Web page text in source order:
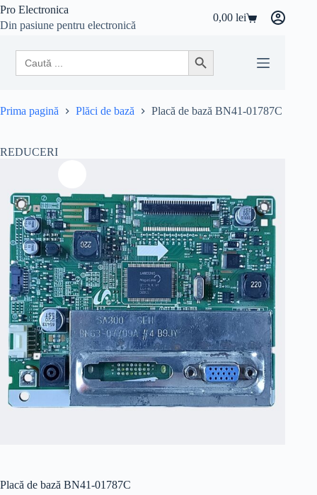
Sari
conținut
Pro Electronica
Din pasiune pentru electronică
Coș
cumpărături
0,00lei
Search
for:
Search Button
Prima pagină Plăci de bază Placă de bază BN41-01787C
REDUCERI
Placă de bază BN41-01787C